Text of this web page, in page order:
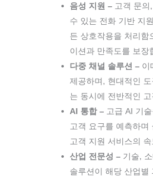
음성 지원 – 고객 문의
수 있는 전화 기반 지
든 상호작용을 처리함
이션과 만족도를 보장
다중 채널 솔루션 – 이
제공하며, 현대적인
는 동시에 전반적인
AI 통합 – 고급 AI 기
고객 요구를 예측하며
고객 지원 서비스의
산업 전문성 – 기술,
솔루션이 해당 산업별